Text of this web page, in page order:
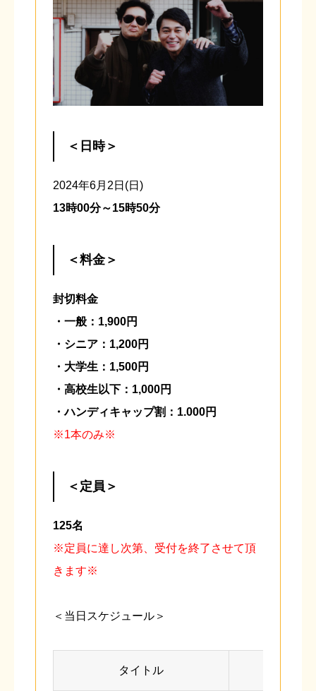
＜日時＞
2024年6月2日(日)
13時00分～15時50分
＜料金＞
封切料金
・一般：1,900円
・シニア：1,200円
・大学生：1,500円
・高校生以下：1,000円
・ハンディキャップ割：1.000円
※1本のみ※
＜定員＞
125名
※定員に達し次第、受付を終了させて頂
きます※
＜当日スケジュール＞
タイトル